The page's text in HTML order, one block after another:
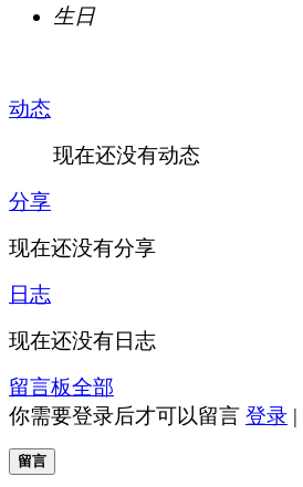
生日
动态
现在还没有动态
分享
现在还没有分享
日志
现在还没有日志
留言板全部
你需要登录后才可以留言 登录 |
留言